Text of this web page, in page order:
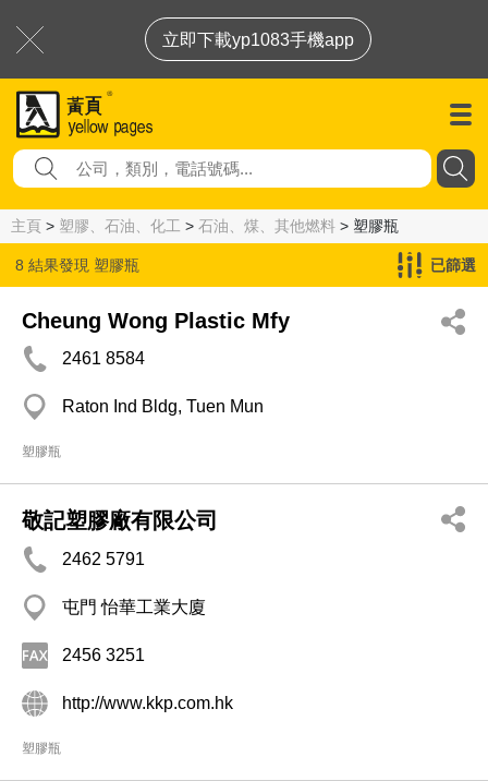
立即下載yp1083手機app
主頁 > 塑膠、石油、化工 > 石油、煤、其他燃料 > 塑膠瓶
8 結果發現 塑膠瓶 已篩選
Cheung Wong Plastic Mfy
2461 8584
Raton Ind Bldg, Tuen Mun
塑膠瓶
敬記塑膠廠有限公司
2462 5791
屯門 怡華工業大廈
2456 3251
http://www.kkp.com.hk
塑膠瓶